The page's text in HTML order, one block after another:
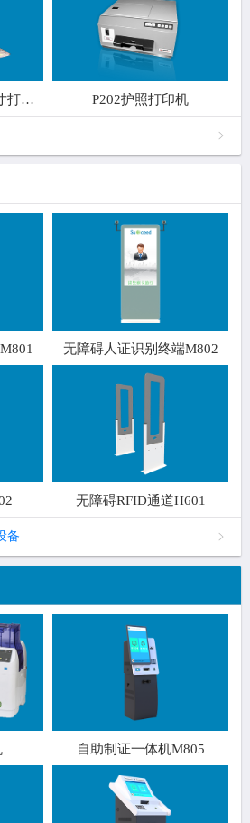
SignCard E600超大尺寸打印机 P202护照打印机
无障碍人证识别终端M802
无障碍RFID通道H601
备
自助制证一体机M805